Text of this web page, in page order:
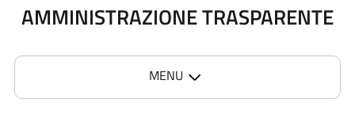
AMMINISTRAZIONE TRASPARENTE
MENU